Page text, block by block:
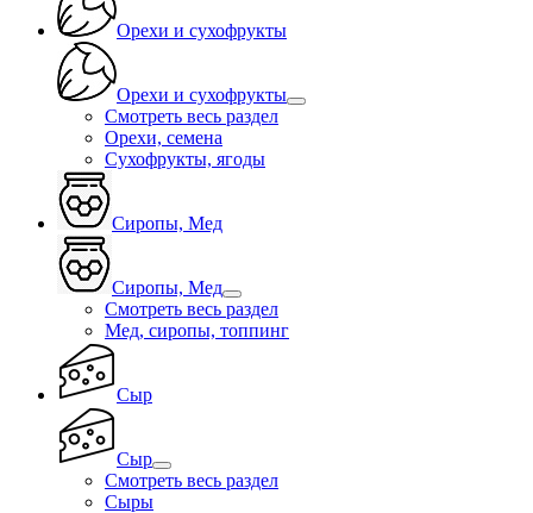
Орехи и сухофрукты
Орехи и сухофрукты
Смотреть весь раздел
Орехи, семена
Сухофрукты, ягоды
Сиропы, Мед
Сиропы, Мед
Смотреть весь раздел
Мед, сиропы, топпинг
Сыр
Сыр
Смотреть весь раздел
Сыры